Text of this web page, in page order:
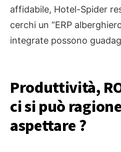
affidabile, Hotel-Spider
cerchi un “ERP
integrate possono
Produttività,
ci si può
aspettare ?